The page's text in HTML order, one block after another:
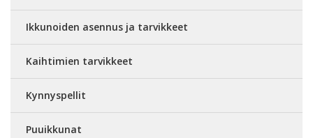
Ikkunoiden asennus ja tarvikkeet
Kaihtimien tarvikkeet
Kynnyspellit
Puuikkunat